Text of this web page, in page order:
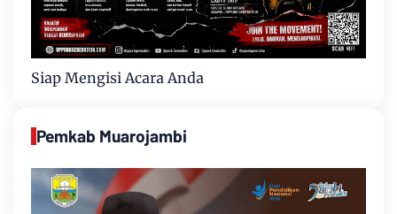
Siap Mengisi Acara Anda
Pemkab Muarojambi